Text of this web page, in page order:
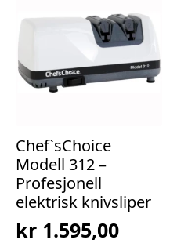
Chef`sChoice
Modell 312 –
Profesjonell
elektrisk knivsliper
kr 1.595,00